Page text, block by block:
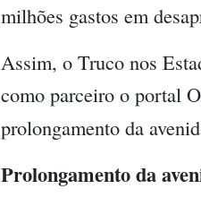
milhões gastos em
Assim, o Truco nos
como parceiro o portal
prolongamento da
Prolongamento da